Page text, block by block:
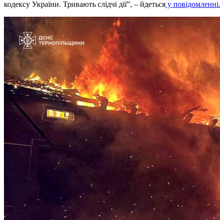
кодексу України. Тривають слідчі дії”, – йдеться у повідомленні.